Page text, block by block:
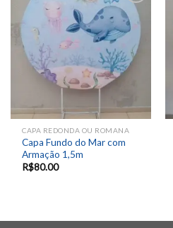
Add to
wishlist
CAPA REDONDA OU ROMANA
Capa Fundo do Mar com
Armação 1,5m
R$80.00